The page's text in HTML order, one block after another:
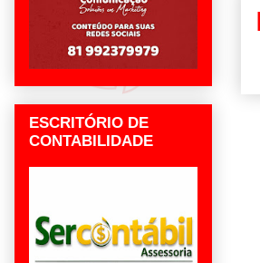
ESCRITÓRIO DE
CONTABILIDADE